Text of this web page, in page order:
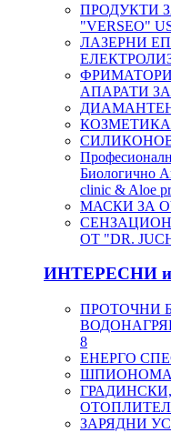
ПРОДУКТИ
"VERSEO"
ЛАЗЕРНИ
АПАРАТИ
Биологично
clinic & Aloe
МАСКИ ЗА
ОТ "DR.
ИНТЕРЕСНИ
ПРОТОЧНИ
8
ЕНЕРГО
ЗАРЯДНИ